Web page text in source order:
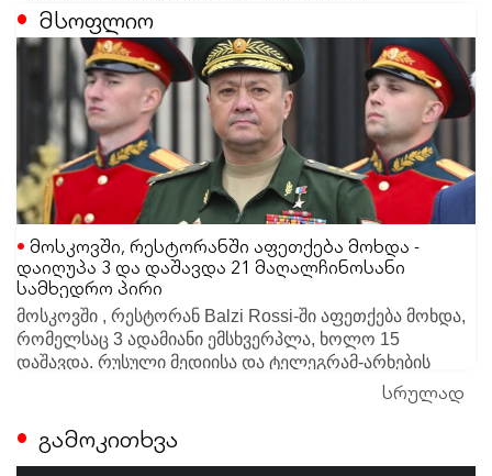
მსოფლიო
დაიღუპა 3 და დაშავდა 21 მაღალჩინოსანი
სამხედრო პირი
მოსკოვში , რესტორან Balzi Rossi-ში აფეთქება მოხდა,
რომელსაც 3 ადამიანი ემსხვერპლა, ხოლო 15
დაშავდა. რუსული მედიისა და ტელეგრამ-არხების
ცნობით, ინციდენტის დროს ადგილზე elite-სეგმენტისა
მიმდინარეობდა.
სავარაუდო ვერსიას განიხილავენ. ერთ-ერთი მთავარი
ვერსიით, უცნობმა პირმა რესტორანში დაუდგენელი
სრულად
გამოკითხვა